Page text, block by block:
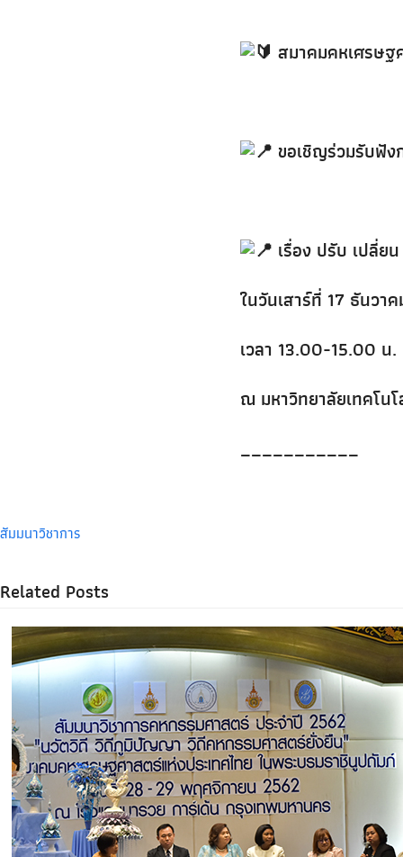
สมาคมคหเศรษฐ
ขอเชิญร่วมรับฟัง
เรื่อง ปรับ เปลี่ย
ในวันเสาร์ที่ 17 ธันวา
เวลา 13.00-15.00 น.
ณ มหาวิทยาลัยเทคโน
___________
สัมมนาวิชาการ
Related Posts